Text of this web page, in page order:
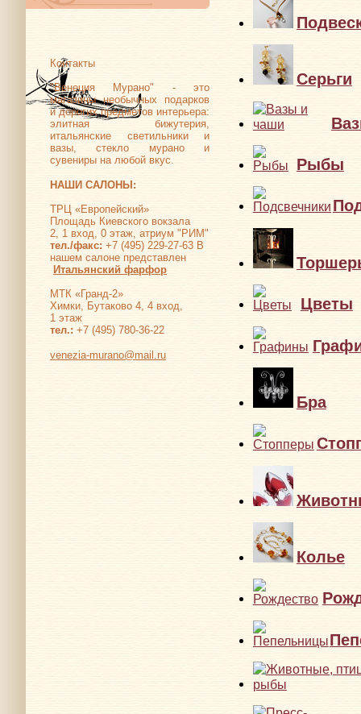
Контакты
"Венеция Мурано" - это
магазины необычных подарков
и дорогих предметов интерьера:
элитная бижутерия,
итальянские светильники и
вазы, стекло мурано и
сувениры на любой вкус.
НАШИ САЛОНЫ:
ТРЦ «Европейский»
Площадь Киевского вокзала
2, 1 вход, 0 этаж, атриум "РИМ"
тел./факс: +7 (495) 229-27-63 В
нашем салоне представлен
Итальянский фарфор
МТК «Гранд-2»
Химки, Бутаково 4, 4 вход,
1 этаж
тел.: +7 (495) 780-36-22
venezia-murano@mail.ru
Серьги
Рыбы
Цветы
Бра
Колье